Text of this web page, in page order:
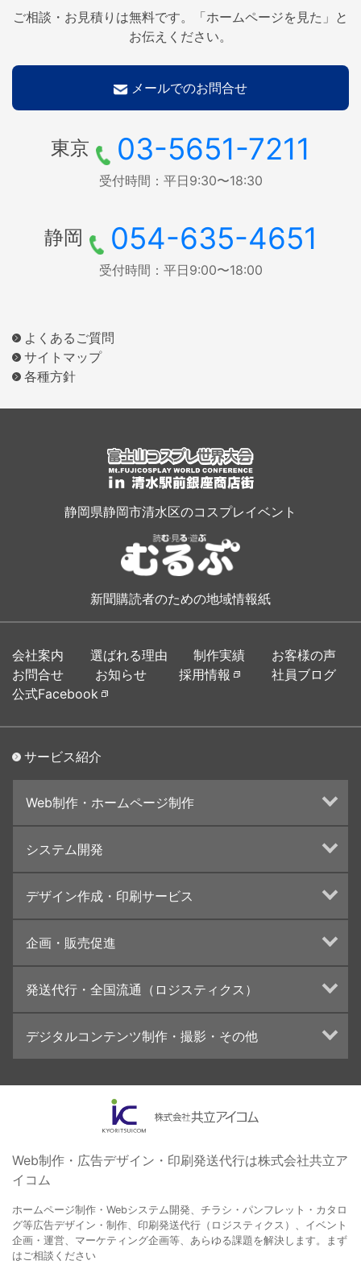
ご相談・お見積りは無料です。「ホームページを見た」と
お伝えください。
メールでのお問合せ
東京 03-5651-7211
受付時間：平日9:30〜18:30
静岡 054-635-4651
受付時間：平日9:00〜18:00
よくあるご質問
サイトマップ
各種方針
静岡県静岡市清水区のコスプレイベント
新聞購読者のための地域情報紙
会社案内 選ばれる理由 制作実績
お客様の声
お問合せ
お知らせ 採用情報
社員ブログ
公式Facebook
サービス紹介
Web制作・ホームページ制作
ランディングページ制作
インターネット広告代行
UI・UXデザイン設計
システム開発
デザイン作成・印刷サービス
カタログデザインの制作・印刷
学校・会社案内パンフレット制作・印刷
高精細印刷（スブリマ印刷）
社内報
名刺
一般印刷 （オンデマンド・オフセット）
ユニバーサル・コミュニケーション・デザイン
企画・販売促進
ブランディング戦略
コンテンツ制作
採用プロモーション
発送代行・全国流通（ロジスティクス）
デジタルコンテンツ制作・撮影・その他
イラスト・キャラクター制作
ロゴデザイン・CI設計
コピー・ライティング
電子ブック制作
自社メディア
Web制作・広告デザイン・印刷発送代行は株式会社共立ア
イコム
ホームページ制作・Webシステム開発、チラシ・パンフレット・カタロ
グ等広告デザイン・制作、印刷発送代行（ロジスティクス）、イベント
企画・運営、マーケティング企画等、あらゆる課題を解決します。まず
はご相談ください